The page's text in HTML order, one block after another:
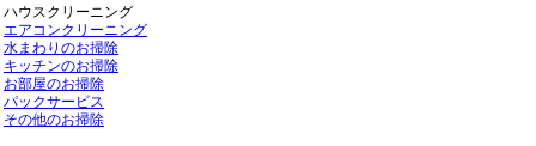
ハウスクリーニング
エアコンクリーニング
水まわりのお掃除
キッチンのお掃除
お部屋のお掃除
パックサービス
その他のお掃除